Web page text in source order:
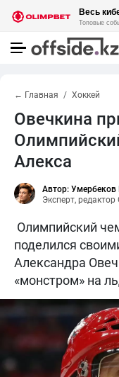
← Главная Хоккей
Овечкина
Алекса
Автор: Умербеков
Эксперт, редактор
Олимпийский
поделился
Александра
«монстром» на